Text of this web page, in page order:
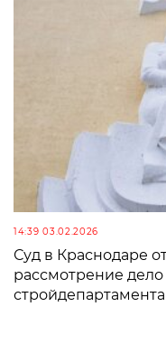
14:39 03.02.2026
Суд в Краснодаре
рассмотрение дело